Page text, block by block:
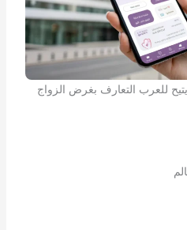
للعرب التعارف بغرض الزواج